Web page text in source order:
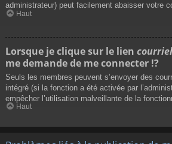
administrateur) peut facilement abaisser votre
Haut
Lorsque je clique sur le lien courriel
me demande de me connecter !?
Seuls les membres peuvent s’envoyer des
intégré (si la fonction a été activée par
empêcher l’utilisation malveillante de la
Haut